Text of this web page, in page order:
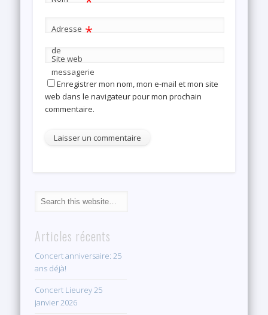
Adresse
de
messagerie
*
Site web
Enregistrer mon nom, mon e-mail et mon site
web dans le navigateur pour mon prochain
commentaire.
Articles récents
Concert anniversaire: 25
ans déjà!
Concert Lieurey 25
janvier 2026